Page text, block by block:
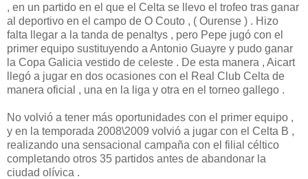
, en un partido en el que el Celta se llevo el trofeo tras ganar
al deportivo en el campo de O Couto , ( Ourense ) . Hizo
falta llegar a la tanda de penaltys , pero Pepe jugó con el
primer equipo sustituyendo a Antonio Guayre y pudo ganar
la Copa Galicia vestido de celeste . De esta manera , Aicart
llegó a jugar en dos ocasiones con el Real Club Celta de
manera oficial , una en la liga y otra en el torneo gallego .
No volvió a tener más oportunidades con el primer equipo ,
y en la temporada 2008\2009 volvió a jugar con el Celta B ,
realizando una sensacional campaña con el filial céltico
completando otros 35 partidos antes de abandonar la
ciudad olívica .